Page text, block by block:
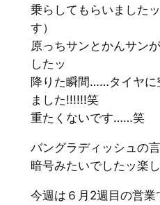
乗らしてもらいました
す）
原っちサンとかんサン
したッ
降りた瞬間……タイヤに
ました!!!!!!笑
重たくないです……笑
バングラディッシュの
暗号みたいでしたッ楽
今週は６月2週目の営業